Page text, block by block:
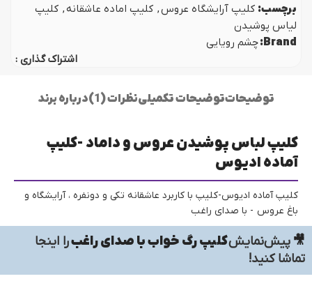
برچسب: کلیپ آرایشگاه عروس, کلیپ اماده عاشقانه, کلیپ
لیاس پوشیدن
Brand: چشم رویایی
اشتراک گذاری :
توضیحاتتوضیحات تکمیلینظرات (1) درباره برند
کلیپ لباس پوشیدن عروس و داماد -کلیپ
آماده ادیوس
کلیپ آماده ادیوس-کلیپ با کاربرد عاشقانه تکی و دونفره ، آرایشگاه و
باغ عروس - با صدای راغب
🎥 پیش‌نمایشکلیپ رگ خواب با صدای راغبرا اینجا
تماشا کنید!